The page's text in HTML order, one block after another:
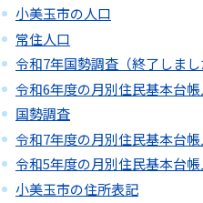
小美玉市の人口
常住人口
令和7年国勢調査（終了しまし
令和6年度の月別住民基本台
国勢調査
令和7年度の月別住民基本台
令和5年度の月別住民基本台
小美玉市の住所表記